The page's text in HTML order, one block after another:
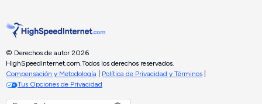
© Derechos de autor 2026
HighSpeedInternet.com. Todos los derechos reservados.
Compensación y Metodología
Política de Privacidad y Términos
Tus Opciones de Privacidad